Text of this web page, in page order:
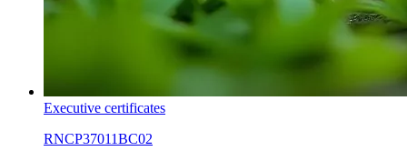
Executive certificates
RNCP37011BC02